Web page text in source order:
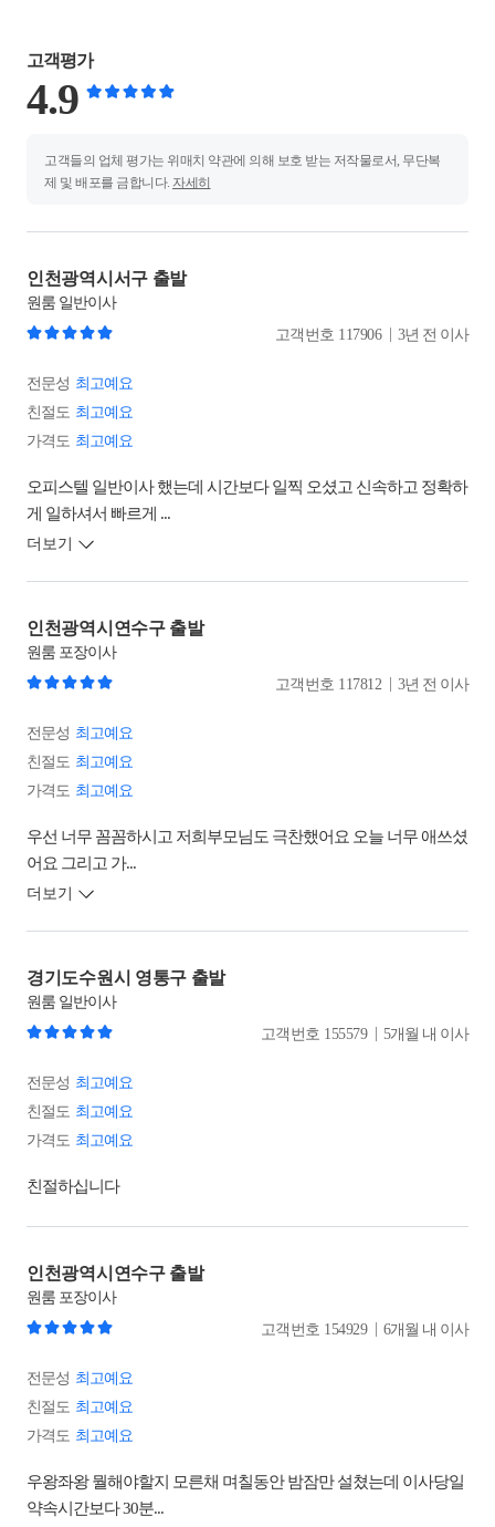
고객평가
4.9
고객들의 업체 평가는 위매치 약관에 의해 보호 받는 저작물로서, 무단복
제 및 배포를 금합니다. 자세히
인천광역시서구 출발
원룸 일반이사
고객번호 117906 3년 전 이사
전문성 최고예요
친절도 최고예요
가격도 최고예요
오피스텔 일반이사 했는데 시간보다 일찍 오셨고 신속하고 정확하
게 일하셔서 빠르게 ...
더보기
인천광역시연수구 출발
원룸 포장이사
고객번호 117812 3년 전 이사
전문성 최고예요
친절도 최고예요
가격도 최고예요
우선 너무 꼼꼼하시고 저희부모님도 극찬했어요 오늘 너무 애쓰셨
어요 그리고 가...
더보기
경기도수원시 영통구 출발
원룸 일반이사
고객번호 155579 5개월 내 이사
전문성 최고예요
친절도 최고예요
가격도 최고예요
친절하십니다
인천광역시연수구 출발
원룸 포장이사
고객번호 154929 6개월 내 이사
전문성 최고예요
친절도 최고예요
가격도 최고예요
우왕좌왕 뭘해야할지 모른채 며칠동안 밤잠만 설쳤는데 이사당일
약속시간보다 30분...